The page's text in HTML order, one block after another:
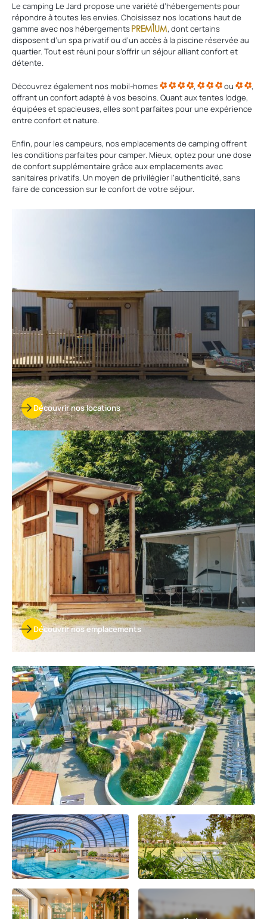
Le camping Le Jard propose une variété d’hébergements pour
répondre à toutes les envies. Choisissez nos locations haut de
gamme avec nos hébergements
, dont certains
disposent d’un spa privatif ou d’un accès à la piscine réservée au
quartier. Tout est réuni pour s’offrir un séjour alliant confort et
détente.
Découvrez également nos mobil-homes , ou
,
offrant un confort adapté à vos besoins. Quant aux tentes lodge,
équipées et spacieuses, elles sont parfaites pour une expérience
entre confort et nature.
Enfin, pour les campeurs, nos emplacements de camping offrent
les conditions parfaites pour camper. Mieux, optez pour une dose
de confort supplémentaire grâce aux emplacements avec
sanitaires privatifs. Un moyen de privilégier l’authenticité, sans
faire de concession sur le confort de votre séjour.
Découvrir nos locations
Découvrir nos emplacements
Découvrir
emplacements